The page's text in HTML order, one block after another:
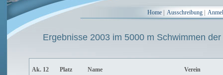
Home Ausschreibung
Ergebnisse 2003 im 5000 m Schwimmen der
Ak. 12 Platz Name
Verein